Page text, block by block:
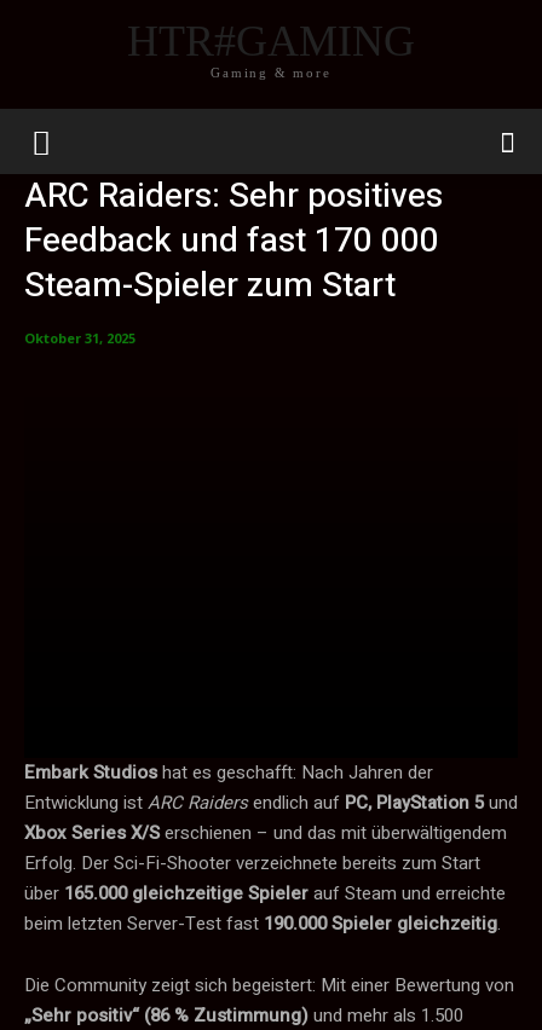
HTR#GAMING
Gaming & more
ARC Raiders: Sehr positives
Feedback und fast 170 000
Steam-Spieler zum Start
Oktober 31, 2025
Embark Studioshat es geschafft: Nach Jahren der
Entwicklung istARC Raidersendlich auf PC, PlayStation 5und
Xbox Series X/Serschienen – und das mit überwältigendem
Erfolg. Der Sci-Fi-Shooter verzeichnete bereits zum Start
über 165.000 gleichzeitige Spielerauf Steam und erreichte
beim letzten Server-Test fast 190.000 Spieler gleichzeitig.
Die Community zeigt sich begeistert: Mit einer Bewertung von
„Sehr positiv“ (86 % Zustimmung)und mehr als 1.500